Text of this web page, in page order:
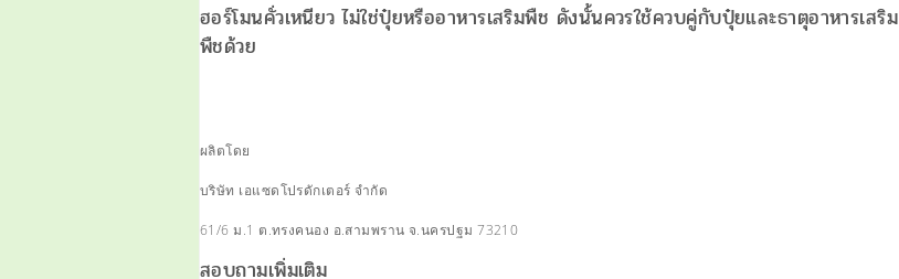
ฮอร์โมนคั่วเหนียว ไม่ใช่ปุ๋ยหรืออาหารเสริมพืช ดังนั้นควรใช้ควบคู่กับปุ๋ยและธาตุอาหารเสริม
พืชด้วย
ผลิตโดย
บริษัท เอแซดโปรดักเตอร์ จำกัด
61/6 ม.1 ต.ทรงคนอง อ.สามพราน จ.นครปฐม 73210
สอบถามเพิ่มเติม